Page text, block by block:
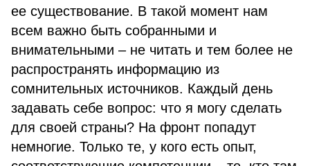
ее существование. В такой момент нам
всем важно быть собранными и
внимательными – не читать и тем более не
распространять информацию из
сомнительных источников. Каждый день
задавать себе вопрос: что я могу сделать
для своей страны? На фронт попадут
немногие. Только те, у кого есть опыт,